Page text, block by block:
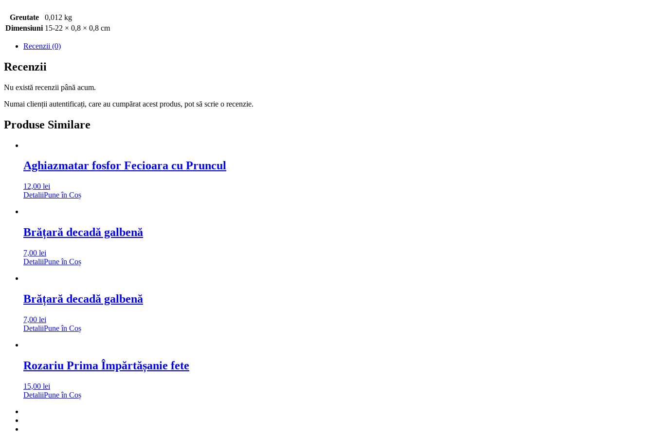
Greutate
0,012 kg
Dimensiuni 15-22 × 0,8 × 0,8 cm
Recenzii (0)
Recenzii
Nu există recenzii până acum.
Numai clienții autentificați, care au cumpărat acest produs, pot să scrie o recenzie.
Produse Similare
Aghiazmatar fosfor Fecioara cu Pruncul
12,00 lei
DetaliiPune în Coș
Brățară decadă galbenă
7,00 lei
DetaliiPune în Coș
Brățară decadă galbenă
7,00 lei
DetaliiPune în Coș
Rozariu Prima Împărtășanie fete
15,00 lei
DetaliiPune în Coș